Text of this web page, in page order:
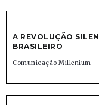
A REVOLUÇÃO
BRASILEIRO
Comunicação Millenium